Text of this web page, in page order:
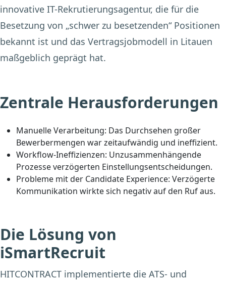
innovative IT-Rekrutierungsagentur, die für die
Besetzung von „schwer zu besetzenden“ Positionen
bekannt ist und das Vertragsjobmodell in Litauen
maßgeblich geprägt hat.
Zentrale Herausforderungen
Manuelle Verarbeitung: Das Durchsehen großer
Bewerbermengen war zeitaufwändig und ineffizient.
Workflow-Ineffizienzen: Unzusammenhängende
Prozesse verzögerten Einstellungsentscheidungen.
Probleme mit der Candidate Experience: Verzögerte
Kommunikation wirkte sich negativ auf den Ruf aus.
Die Lösung von
iSmartRecruit
HITCONTRACT implementierte die ATS- und